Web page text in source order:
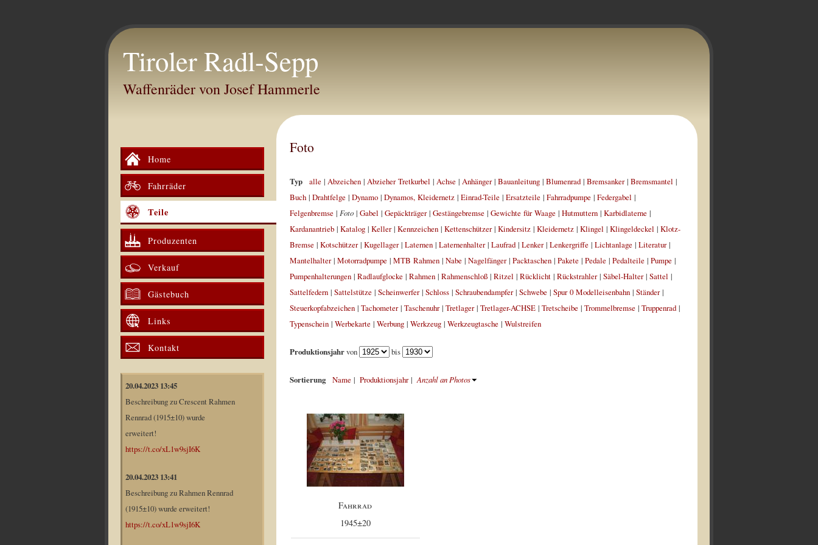
Tiroler Radl-Sepp
Waffenräder von Josef Hammerle
Home
Fahrräder
Teile
Produzenten
Verkauf
Gästebuch
Links
Kontakt
20.04.2023 13:45
Beschreibung zu Crescent Rahmen
Rennrad (1915±10) wurde
erweitert!
https://t.co/xL1w9sjI6K
20.04.2023 13:41
Beschreibung zu Rahmen Rennrad
(1915±10) wurde erweitert!
https://t.co/xL1w9sjI6K
Foto
Typ alle| Abzeichen| Abzieher Tretkurbel | Achse| Anhänger| Bauanleitung| Blumenrad| Bremsanker| Bremsmantel |
Buch| Drahtfelge| Dynamo| Dynamos, Kleidernetz| Einrad-Teile| Ersatzteile| Fahrradpumpe| Federgabel |
Felgenbremse| Foto| Gabel | Gepäckträger| Gestängebremse| Gewichte für Waage| Hutmuttern| Karbidlaterne|
Kardanantrieb| Katalog| Keller| Kennzeichen| Kettenschützer| Kindersitz| Kleidernetz| Klingel | Klingeldeckel | Klotz-
Bremse| Kotschützer| Kugellager| Laternen| Laternenhalter| Laufrad| Lenker| Lenkergriffe| Lichtanlage| Literatur|
Mantelhalter| Motorradpumpe| MTB Rahmen| Nabe| Nagelfänger| Packtaschen| Pakete| Pedale| Pedalteile| Pumpe|
Pumpenhalterungen| Radlaufglocke| Rahmen| Rahmenschloß| Ritzel | Rücklicht| Rückstrahler| Säbel-Halter| Sattel |
Sattelfedern| Sattelstütze| Scheinwerfer| Schloss| Schraubendampfer| Schwebe| Spur 0 Modelleisenbahn| Ständer|
Steuerkopfabzeichen| Tachometer| Taschenuhr| Tretlager| Tretlager-ACHSE| Tretscheibe| Trommelbremse| Truppenrad|
Typenschein| Werbekarte| Werbung| Werkzeug| Werkzeugtasche| Wulstreifen
Produktionsjahrvon bis
Sortierung Name| Produktionsjahr|Anzahl an Photos
Fahrrad
1945±20